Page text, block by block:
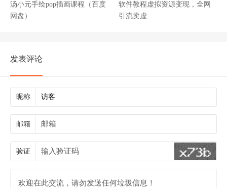
汤小元手绘pop插画课程（百度
网盘）
软件教程虚拟资源变现，全网
引流卖虚
发表评论
昵称
邮箱
验证